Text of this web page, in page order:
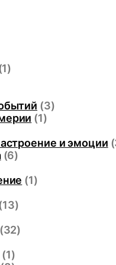
(3)
(1)
и эмоции
(6)
(1)